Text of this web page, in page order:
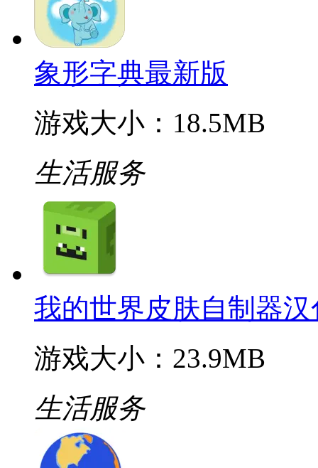
象形字典最新版
游戏大小：18.5MB
生活服务
我的世界皮肤自制器汉
游戏大小：23.9MB
生活服务